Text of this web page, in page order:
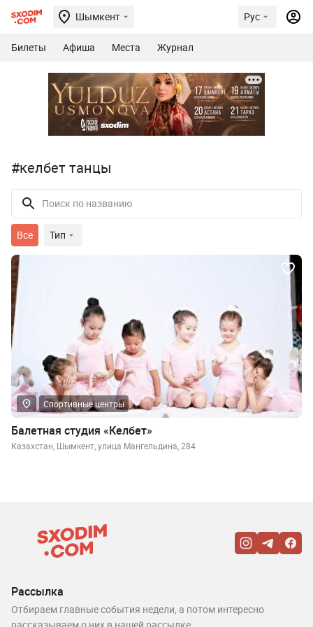
Шымкент Рус
Билеты Афиша Места Журнал
#келбет танцы
Все Тип
Спортивные центры
Балетная студия «Келбет»
Казахстан, Шымкент, улица Мангельдина, 284
Рассылка
Отбираем главные события недели, а потом интересно